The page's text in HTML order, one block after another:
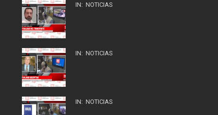
IN: NOTICIAS
IN: NOTICIAS
IN: NOTICIAS